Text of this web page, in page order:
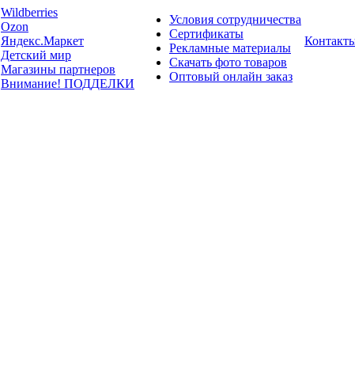
Wildberries
Ozon
Яндекс.Маркет
Детский мир
Магазины партнеров
Внимание! ПОДДЕЛКИ
Условия сотрудничества
Сертификаты
Рекламные материалы
Скачать фото товаров
Оптовый онлайн заказ